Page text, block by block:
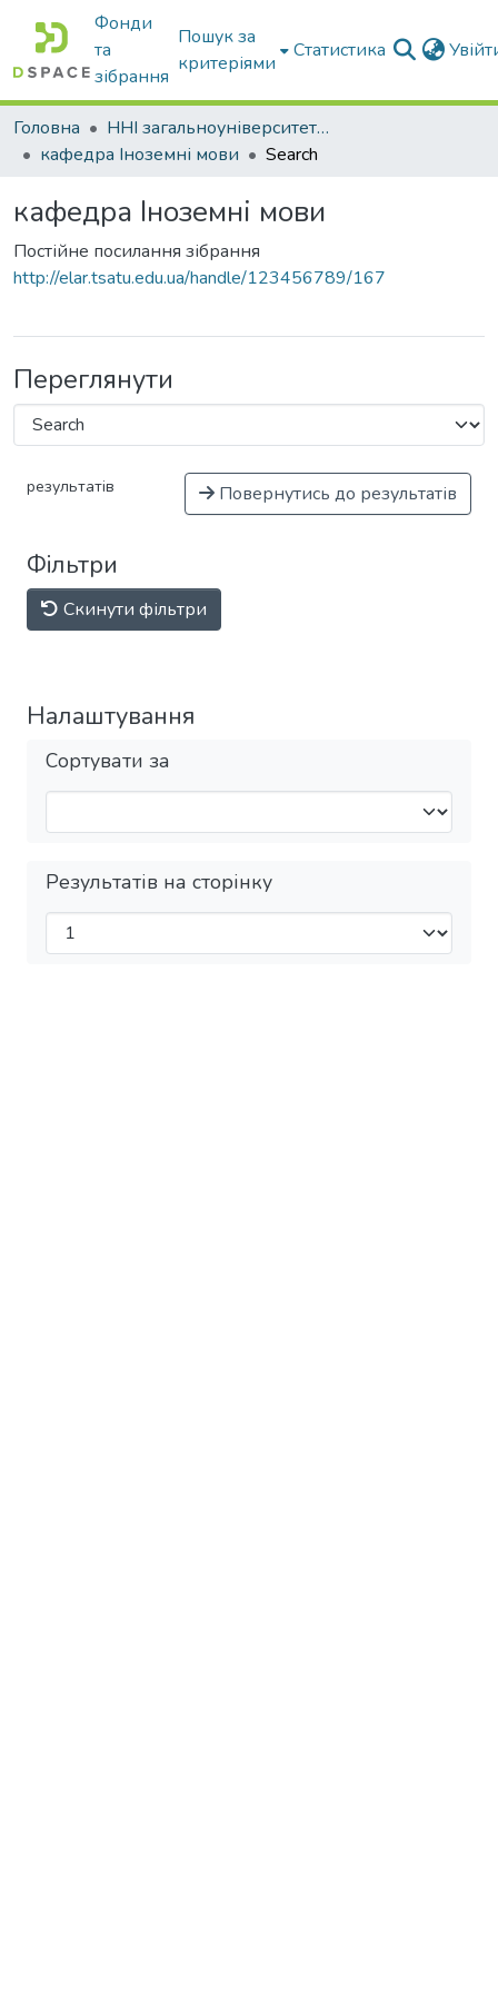
Фонди
та
зібрання
Пошук за
критеріями
Статистика
Головна
ННІ загальноуніверситетської підготовки
кафедра Іноземні мови
Search
кафедра Іноземні мови
Постійне посилання зібрання
http://elar.tsatu.edu.ua/handle/123456789/167
Переглянути
результатів Повернутись до результатів
Фільтри
Скинути фільтри
Налаштування
Сортувати за
Результатів на сторінку